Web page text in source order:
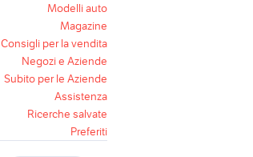
Modelli auto
Magazine
Consigli per la vendita
Negozi e Aziende
Subito per le Aziende
Assistenza
Ricerche salvate
Preferiti